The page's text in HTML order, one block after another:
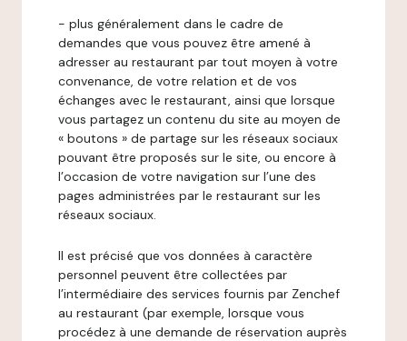
- plus généralement dans le cadre de
demandes que vous pouvez être amené à
adresser au restaurant par tout moyen à votre
convenance, de votre relation et de vos
échanges avec le restaurant, ainsi que lorsque
vous partagez un contenu du site au moyen de
« boutons » de partage sur les réseaux sociaux
pouvant être proposés sur le site, ou encore à
l’occasion de votre navigation sur l’une des
pages administrées par le restaurant sur les
réseaux sociaux.
Il est précisé que vos données à caractère
personnel peuvent être collectées par
l’intermédiaire des services fournis par Zenchef
au restaurant (par exemple, lorsque vous
procédez à une demande de réservation auprès